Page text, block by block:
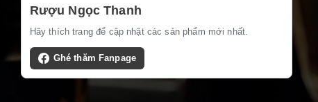
Rượu Ngọc Thanh
Hãy thích trang để cập nhật các sản phẩm mới nhất.
Ghé thăm Fanpage